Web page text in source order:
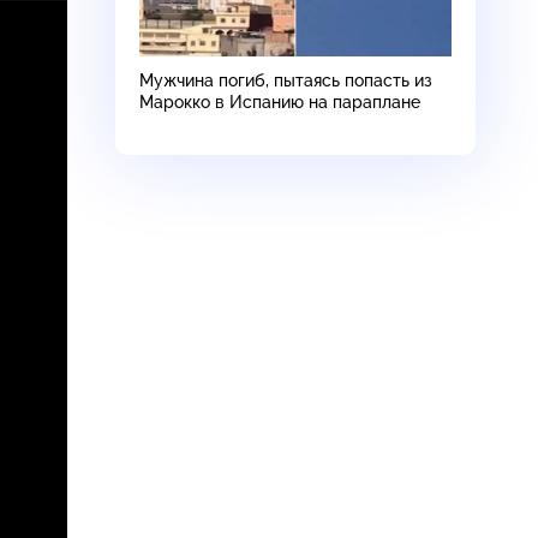
Мужчина погиб, пытаясь попасть из
Марокко в Испанию на параплане